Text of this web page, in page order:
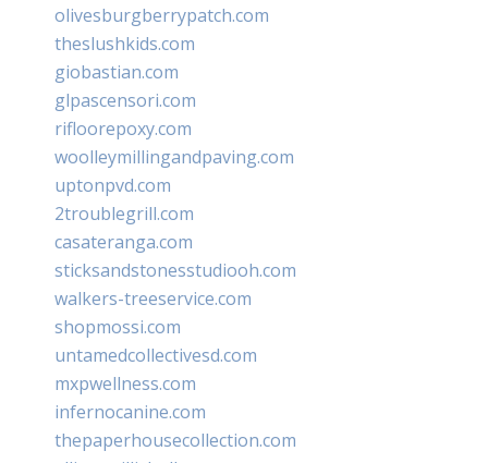
olivesburgberrypatch.com
theslushkids.com
giobastian.com
glpascensori.com
rifloorepoxy.com
woolleymillingandpaving.com
uptonpvd.com
2troublegrill.com
casateranga.com
sticksandstonesstudiooh.com
walkers-treeservice.com
shopmossi.com
untamedcollectivesd.com
mxpwellness.com
infernocanine.com
thepaperhousecollection.com